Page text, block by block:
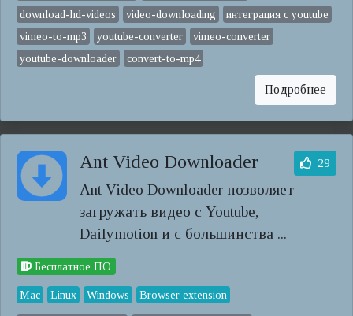
download-hd-videos
video-downloading
интеграция с youtube
vimeo-to-mp3
youtube-converter
vimeo-converter
youtube-downloader
convert-to-mp4
Подробнее
Ant Video Downloader
Ant Video Downloader позволяет
загружать видео с Youtube,
Dailymotion и с большинства ...
29
Бесплатное ПО
Mac Linux Windows Browser extension